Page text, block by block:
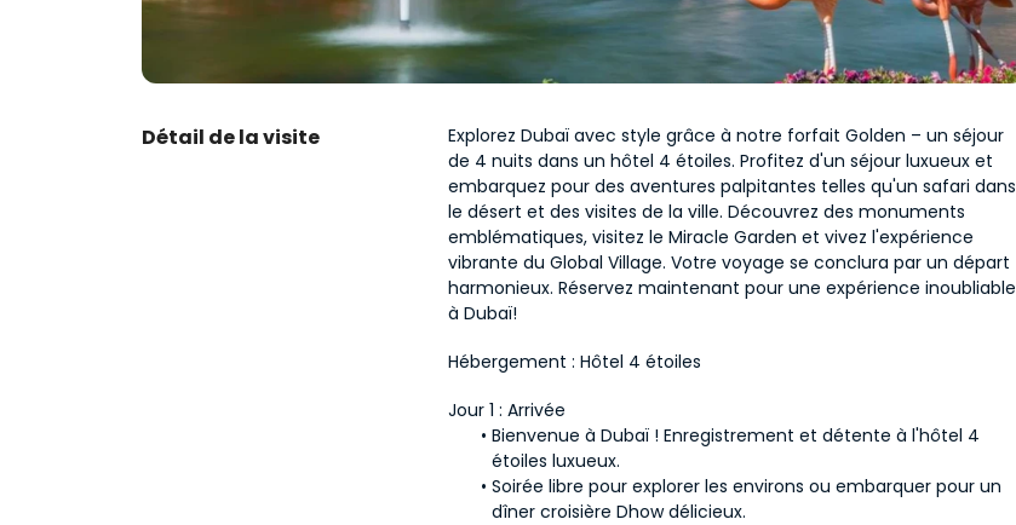
Détail de la visite
Explorez Dubaï avec style grâce à notre forfait Golden – un séjour
de 4 nuits dans un hôtel 4 étoiles. Profitez d'un séjour luxueux et
embarquez pour des aventures palpitantes telles qu'un safari dans
le désert et des visites de la ville. Découvrez des monuments
emblématiques, visitez le Miracle Garden et vivez l'expérience
vibrante du Global Village. Votre voyage se conclura par un départ
harmonieux. Réservez maintenant pour une expérience inoubliable
à Dubaï!
Hébergement : Hôtel 4 étoiles
Jour 1 : Arrivée
Bienvenue à Dubaï ! Enregistrement et détente à l'hôtel 4
étoiles luxueux.
Soirée libre pour explorer les environs ou embarquer pour un
dîner croisière Dhow délicieux.